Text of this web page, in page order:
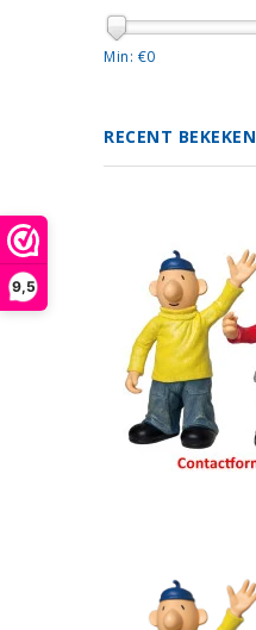
9,5
Min: €0
RECENT BEKEKEN